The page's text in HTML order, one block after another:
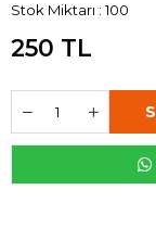
Stok Miktarı : 100
250 TL